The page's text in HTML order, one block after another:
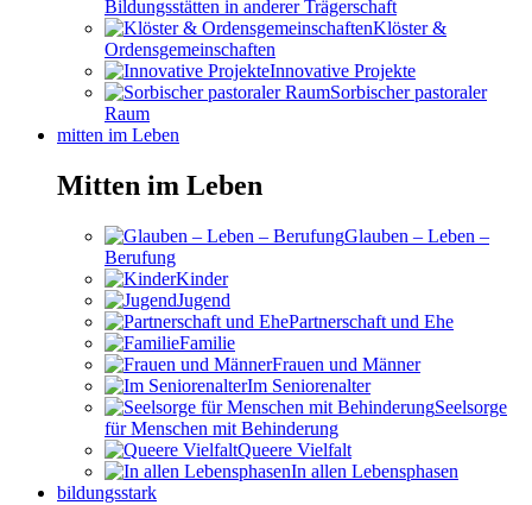
Bildungsstätten in anderer Trägerschaft
Klöster &
Ordensgemeinschaften
Innovative Projekte
Sorbischer pastoraler
Raum
mitten im Leben
Mitten im Leben
Glauben – Leben –
Berufung
Kinder
Jugend
Partnerschaft und Ehe
Familie
Frauen und Männer
Im Seniorenalter
Seelsorge
für Menschen mit Behinderung
Queere Vielfalt
In allen Lebensphasen
bildungsstark